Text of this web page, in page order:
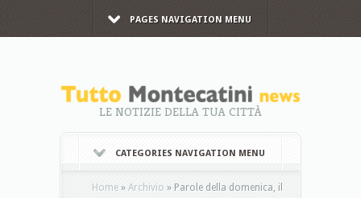
PAGES NAVIGATION MENU
LE NOTIZIE DELLA TUA CITTÀ
CATEGORIES NAVIGATION MENU
Home » Archivio » Parole della domenica, il